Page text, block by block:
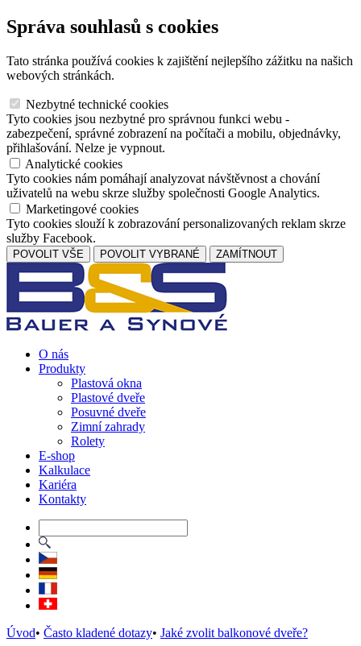
Správa souhlasů s cookies
Tato stránka používá cookies k zajištění nejlepšího zážitku na našich
webových stránkách.
Nezbytné technické cookies
Tyto cookies jsou nezbytné pro správnou funkci webu -
zabezpečení, správné zobrazení na počítači a mobilu, objednávky,
přihlašování. Nelze je vypnout.
Analytické cookies
Tyto cookies nám pomáhají analyzovat návštěvnost a chování
uživatelů na webu skrze služby společnosti Google Analytics.
Marketingové cookies
Tyto cookies slouží k zobrazování personalizovaných reklam skrze
služby Facebook.
POVOLIT VŠE POVOLIT VYBRANÉ ZAMÍTNOUT
O nás
Produkty
Plastová okna
Plastové dveře
Posuvné dveře
Zimní zahrady
Rolety
E-shop
Kalkulace
Kariéra
Kontakty
Úvod• Často kladené dotazy• Jaké zvolit balkonové dveře?